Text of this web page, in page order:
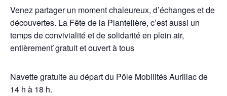
Venez partager un moment chaleureux, d’échanges et de
découvertes. La Fête de la Plantelière, c’est aussi un
temps de convivialité et de solidarité en plein air,
entièrement`gratuit et ouvert à tous
Navette gratuite au départ du Pôle Mobilités Aurillac de
14 h à 18 h.